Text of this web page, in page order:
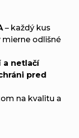
– každý kus
odlišné
a netlačí
pred
na kvalitu a